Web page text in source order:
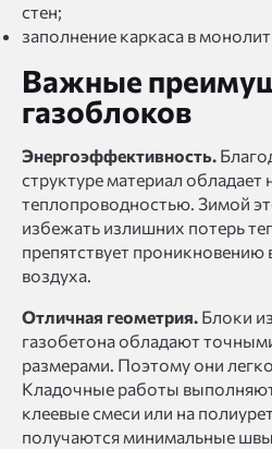
стен;
заполнение каркаса в
Важные
газоблоков
Энергоэффективность.
структуре материал обладает
теплопроводностью. Зимой
избежать излишних потерь
препятствует проникновению
воздуха.
Отличная геометрия. Блоки
газобетона обладают
размерами. Поэтому они
Кладочные работы
клеевые смеси или на
получаются минимальные